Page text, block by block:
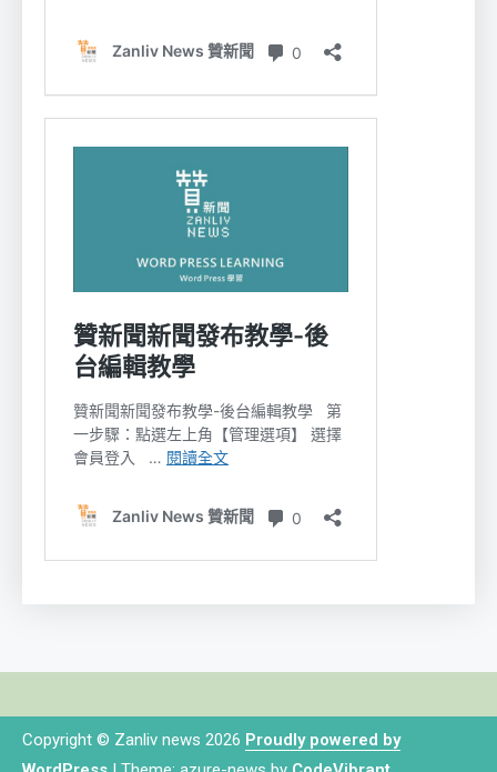
Copyright © Zanliv news 2026 Proudly powered by